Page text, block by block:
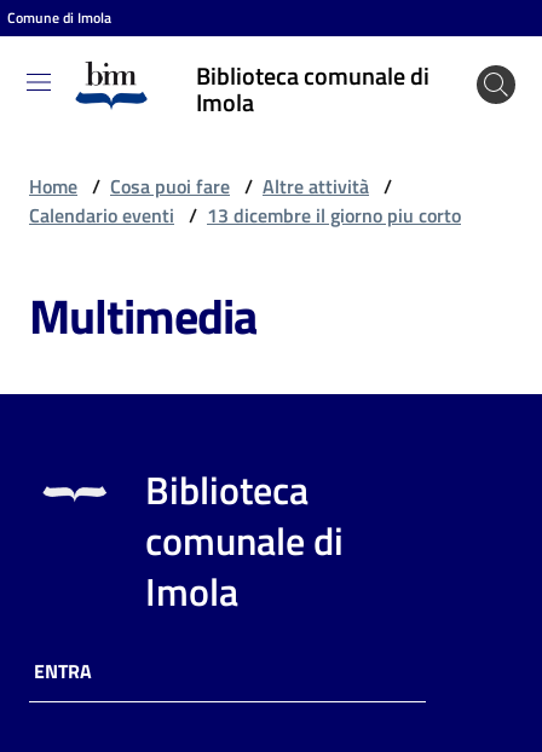
Vai al contenuto
Vai alla navigazione
Vai al footer
Comune di Imola
Biblioteca comunale di
Imola
Biblioteca
comunale
puoi
Risorse
online
Home / Cosa puoi fare / Altre attività /
Calendario eventi / 13 dicembre il giorno piu corto
Multimedia
Biblioteca
comunale di
Imola
ENTRA